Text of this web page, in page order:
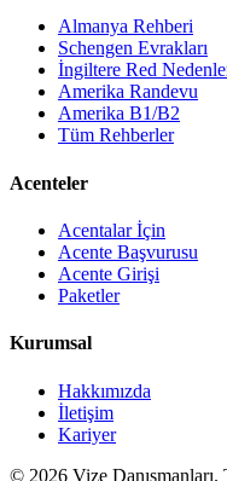
Almanya Rehberi
Schengen Evrakları
İngiltere Red
Amerika Randevu
Amerika B1/B2
Tüm Rehberler
Acenteler
Acentalar İçin
Acente Başvurusu
Acente Girişi
Paketler
Kurumsal
Hakkımızda
İletişim
Kariyer
© 2026 Vize Danışmanları.